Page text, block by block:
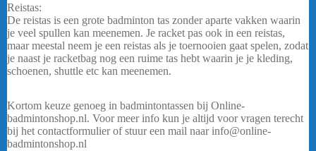
Reistas:
De reistas is een grote badminton tas zonder aparte vakken waarin
je veel spullen kan meenemen. Je racket pas ook in een reistas,
maar meestal neem je een reistas als je toernooien gaat spelen, zodat
je naast je racketbag nog een ruime tas hebt waarin je je kleding,
schoenen, shuttle etc kan meenemen.
Kortom keuze genoeg in badmintontassen bij Online-
badmintonshop.nl. Voor meer info kun je altijd voor vragen terecht
bij het contactformulier of stuur een mail naar info@online-
badmintonshop.nl